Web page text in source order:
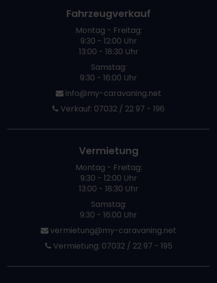
Fahrzeugverkauf
Montag - Freitag:
9:30 - 12:00 Uhr
13:00 - 18:30 Uhr
Samstag:
9:30 - 16:00 Uhr
info@my-caravaning.net
Verkauf: 07032 / 22 97 - 196
Vermietung
Montag - Freitag:
9:30 - 12:00 Uhr
13:00 - 18:30 Uhr
Samstag:
9:30 - 16:00 Uhr
vermietung@my-caravaning.net
Vermietung: 07032 / 22 97 - 195